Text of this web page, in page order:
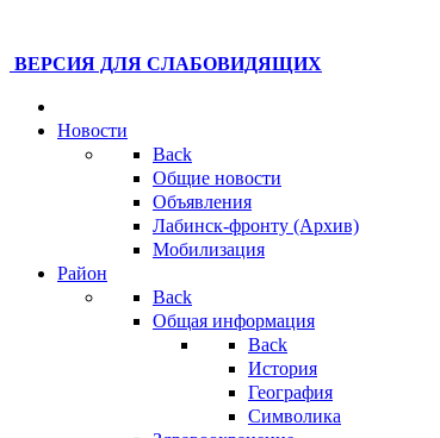
ВЕРСИЯ ДЛЯ СЛАБОВИДЯЩИХ
Новости
Back
Общие новости
Объявления
Лабинск-фронту (Архив)
Мобилизация
Район
Back
Общая информация
Back
История
География
Символика